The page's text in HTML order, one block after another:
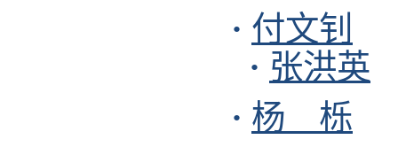
· 付文钊
· 张洪英
· 杨 栎